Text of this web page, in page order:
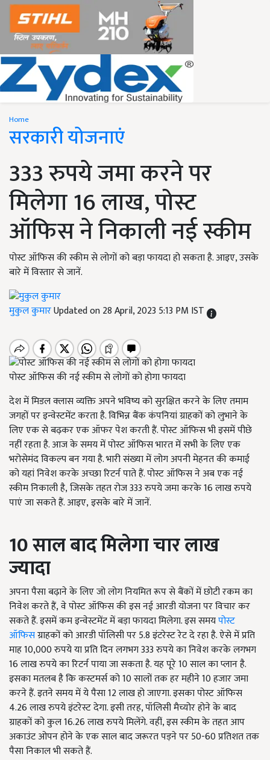
Home
सरकारी योजनाएं
333 रुपये जमा करने पर
मिलेगा 16 लाख, पोस्ट
ऑफिस ने निकाली नई स्कीम
पोस्ट ऑफिस की स्कीम से लोगों को बड़ा फायदा हो सकता है. आइए, उसके
बारे में विस्तार से जानें.
मुकुल कुमारUpdated on 28 April, 2023 5:13 PM IST
पोस्ट ऑफिस की नई स्कीम से लोगों को होगा फायदा
देश में मिडल क्लास व्यक्ति अपने भविष्य को सुरक्षित करने के लिए तमाम
जगहों पर इन्वेस्टमेंट करता है. विभिन्न बैंक कंपनियां ग्राहकों को लुभाने के
लिए एक से बढ़कर एक ऑफर पेश करती हैं. पोस्ट ऑफिस भी इसमें पीछे
नहीं रहता है. आज के समय में पोस्ट ऑफिस भारत में सभी के लिए एक
भरोसेमंद विकल्प बन गया है. भारी संख्या में लोग अपनी मेहनत की कमाई
को यहां निवेश करके अच्छा रिटर्न पाते हैं. पोस्ट ऑफिस ने अब एक नई
स्कीम निकाली है,जिसके तहत रोज 333 रुपये जमा करके 16 लाख रुपये
पाएं जा सकते हैं. आइए,इसके बारे में जानें.
10 साल बाद मिलेगा चार लाख
ज्यादा
अपना पैसा बढ़ाने के लिए जो लोग नियमित रूप से बैंकों में छोटी रकम का
निवेश करते हैं,वे पोस्ट ऑफिस की इस नई आरडी योजना पर विचार कर
सकते हैं. इसमें कम इन्वेस्टमेंट में बड़ा फायदा मिलेगा. इस समयपोस्ट
ऑफिसग्राहकों को आरडी पॉलिसी पर 5.8 इंटरेस्ट रेट दे रहा है. ऐसे में प्रति
माह 10,000 रुपये या प्रति दिन लगभग 333 रुपये का निवेश करके लगभग
16 लाख रुपये का रिटर्न पाया जा सकता है. यह पूरे 10 साल का प्लान है.
इसका मतलब है कि कस्टमर्स को 10 सालों तक हर महीने 10 हजार जमा
करने हैं. इतने समय में ये पैसा 12 लाख हो जाएगा. इसका पोस्ट ऑफिस
4.26 लाख रुपये इंटरेस्ट देगा. इसी तरह, पॉलिसी मैच्योर होने के बाद
ग्राहकों को कुल 16.26 लाख रुपये मिलेंगे. वहीं, इस स्कीम के तहत आप
अकाउंट ओपन होने के एक साल बाद जरूरत पड़ने पर 50-60 प्रतिशत तक
पैसा निकाल भी सकते हैं.